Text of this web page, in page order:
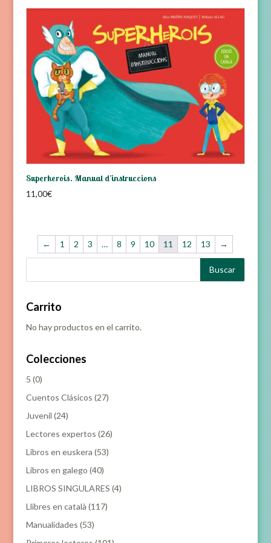
Superherois. Manual d’instruccions
11,00€
← 1 2 3 … 8 9 10 11 12 13 →
Carrito
No hay productos en el carrito.
Colecciones
5 (0)
Cuentos Clásicos (27)
Juvenil (24)
Lectores expertos (26)
Libros en euskera (53)
Libros en galego (40)
LIBROS SINGULARES (4)
Llibres en català (117)
Manualidades (53)